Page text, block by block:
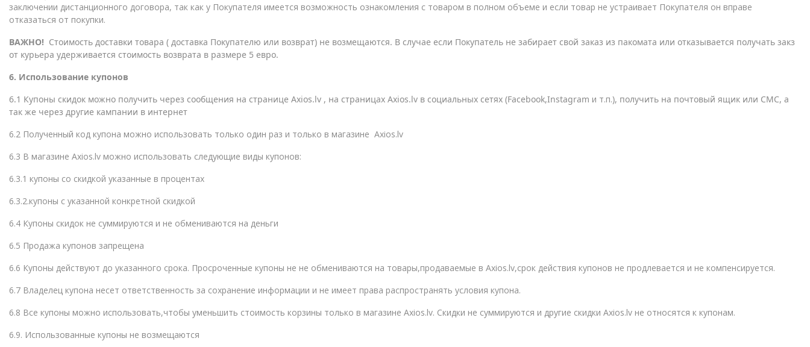
заключении дистанционного договора, так как у Покупателя имеется возможность ознакомления с товаром в полном объеме и если товар не устраивает Покупателя он вправе
отказаться от покупки.
ВАЖНО! Стоимость доставки товара ( доставка Покупателю или возврат) не возмещаются. В случае если Покупатель не забирает свой заказ из пакомата или отказывается получать закз
от курьера удерживается стоимость возврата в размере 5 евро.
6. Использование купонов
6.1 Купоны скидок можно получить через сообщения на странице Axios.lv , на страницах Axios.lv в социальных сетях (Facebook,Instagram и т.п.), получить на почтовый ящик или СМС, а
так же через другие кампании в интернет
6.2 Полученный код купона можно использовать только один раз и только в магазине Axios.lv
6.3 В магазине Axios.lv можно использовать следующие виды купонов:
6.3.1 купоны со скидкой указанные в процентах
6.3.2.купоны с указанной конкретной скидкой
6.4 Купоны скидок не суммируются и не обмениваются на деньги
6.5 Продажа купонов запрещена
6.6 Купоны действуют до указанного срока. Просроченные купоны не не обмениваются на товары,продаваемые в Axios.lv,срок действия купонов не продлевается и не компенсируется.
6.7 Владелец купона несет ответственность за сохранение информации и не имеет права распространять условия купона.
6.8 Все купоны можно использовать,чтобы уменьшить стоимость корзины только в магазине Axios.lv. Скидки не суммируются и другие скидки Axios.lv не относятся к купонам.
6.9. Использованные купоны не возмещаются